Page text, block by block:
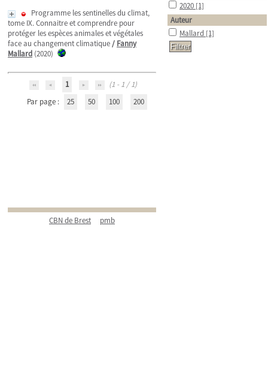
Programme les sentinelles du climat,
tome IX. Connaitre et comprendre pour
protéger les espèces animales et végétales
face au changement climatique/ Fanny
Mallard (2020)
1
(1 - 1 / 1)
Par page :
25 50 100 200
CBN de Brest pmb
2020 [1]
Auteur
Mallard [1]